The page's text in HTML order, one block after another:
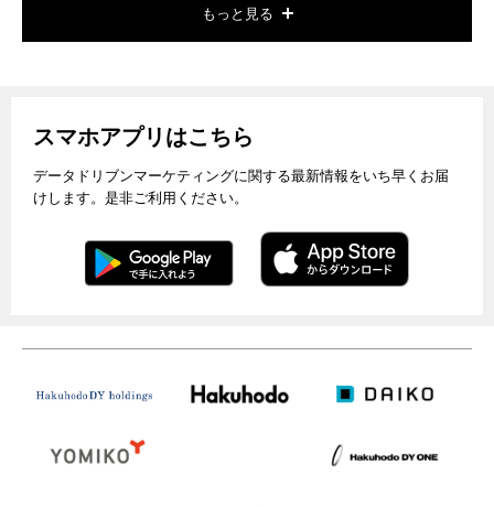
もっと見る
スマホアプリはこちら
データドリブンマーケティングに関する最新情報をいち早くお届
けします。是非ご利用ください。